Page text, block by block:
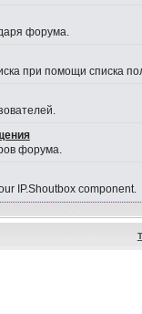
форума.
при помощи списка
форума.
IP.Shoutbox component.